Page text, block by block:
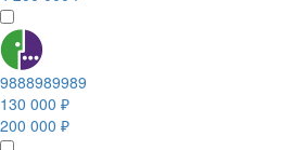
9888989989
130 000 ₽
200 000 ₽